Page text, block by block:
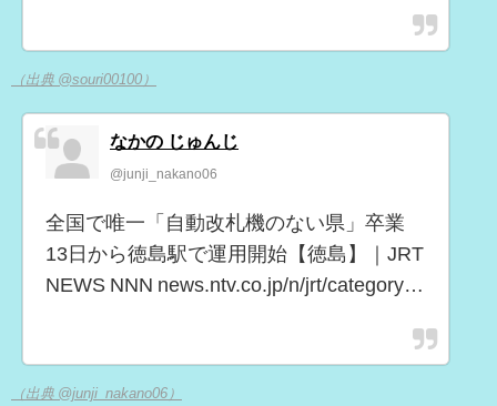
（出典 @souri00100）
なかの じゅんじ
@junji_nakano06
全国で唯一「自動改札機のない県」卒業
13日から徳島駅で運用開始【徳島】｜JRT
NEWS NNN news.ntv.co.jp/n/jrt/category…
（出典 @junji_nakano06）